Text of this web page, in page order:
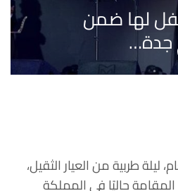
لها ضمن
جدة…
ليلة طربية من العيار الثقيل،
حاليًا في المملكة